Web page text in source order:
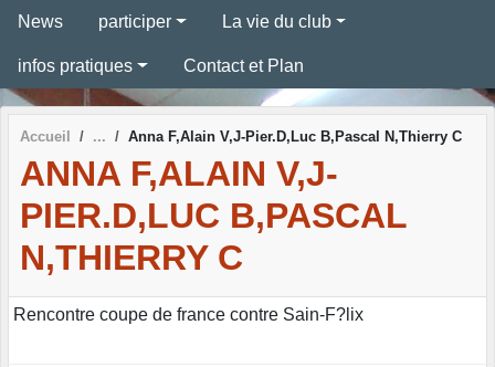
News participer La vie du club
infos pratiques Contact et Plan
Accueil Anna F,Alain V,J-Pier.D,Luc B,Pascal N,Thierry C
ANNA F,ALAIN V,J-
PIER.D,LUC B,PASCAL
N,THIERRY C
Rencontre coupe de france contre Sain-F?lix